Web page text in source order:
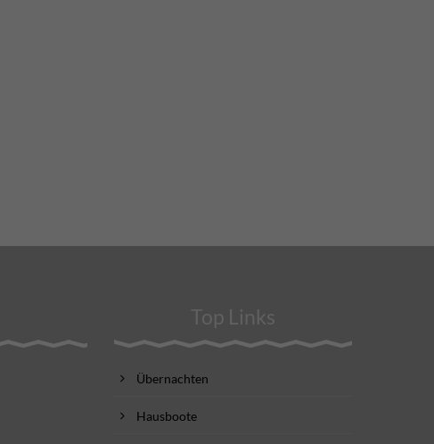
Top Links
Übernachten
Hausboote